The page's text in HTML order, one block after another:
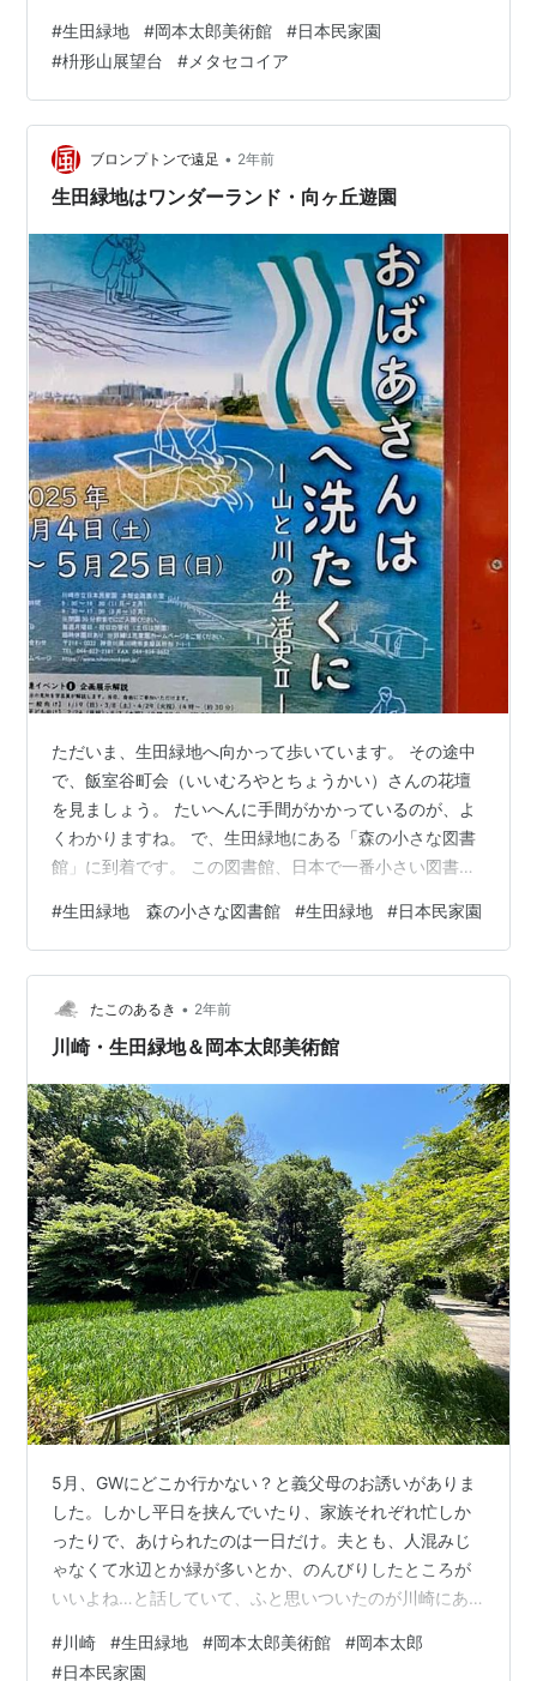
術館」や「川崎市立日本民家園」などの美術館・博物館
もあり、近隣には「藤子・F・不二雄ミュージアム」もあ
る見どころ満載の場所なんです！ 生田緑地 東口入口
『生田緑地』の駐車場は主に東口と西口の2ヶ所。今回は
東口駐車場に停めました。公共交通機関でのアクセスの
場合は、小田急線「向ケ丘遊園駅」が最寄り…
#生田緑地 #岡本太郎美術館 #日本民家園
#枡形山展望台 # メタセコイア
ブロンプトンで遠足 • 2年前
生田緑地はワンダーランド・向ヶ丘遊園
ただいま、生田緑地へ向かって歩いています。 その途中
で、飯室谷町会（いいむろやとちょうかい）さんの花壇
を見ましょう。 たいへんに手間がかかっているのが、よ
くわかりますね。 で、生田緑地にある「森の小さな図書
館」に到着です。 この図書館、日本で一番小さい図書館
よ。 そして、この掲示板で発見しました。 「企画展示
おばあさんは川へ洗たくに」 なんかおもしろそう。 たし
かこの前は「おじいさんは山へしば刈りに」だったと思
います。 この二つの企画、おばあさんとおじいさんが主
役なんですね。 こんなおもしろ企画がある生田緑地は、
#生田緑地 森の小さな図書館 #生田緑地 #日本民家園
たこのあるき • 2年前
川崎・生田緑地＆岡本太郎美術館
5月、GWにどこか行かない？と義父母のお誘いがありま
した。しかし平日を挟んでいたり、家族それぞれ忙しか
ったりで、あけられたのは一日だけ。夫とも、人混みじ
ゃなくて水辺とか緑が多いとか、のんびりしたところが
いいよね…と話していて、ふと思いついたのが川崎にあ
まい、列が動かずこりゃだめだ！と東口駐車場にぐるっ
#川崎 #生田緑地 #岡本太郎美術館 #岡本太郎
#日本民家園